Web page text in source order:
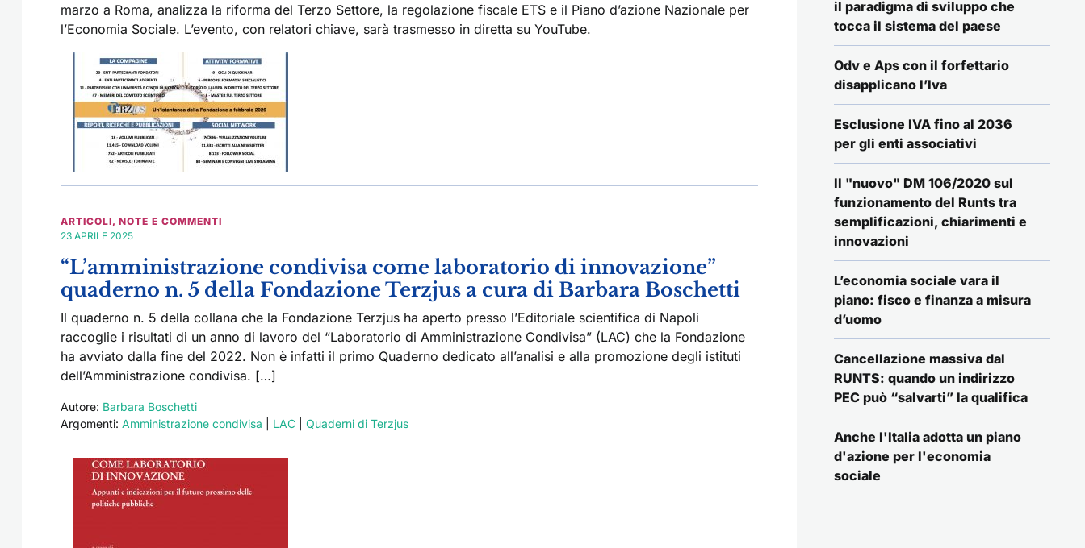
marzo a Roma, analizza la riforma del Terzo Settore, la regolazione fiscale ETS e il Piano d’azione Nazionale per
l’Economia Sociale. L’evento, con relatori chiave, sarà trasmesso in diretta su YouTube.
ARTICOLI, NOTE E COMMENTI
23 APRILE 2025
“L’amministrazione condivisa come laboratorio di innovazione”
quaderno n. 5 della Fondazione Terzjus a cura di Barbara Boschetti
Il quaderno n. 5 della collana che la Fondazione Terzjus ha aperto presso l’Editoriale scientifica di Napoli
raccoglie i risultati di un anno di lavoro del “Laboratorio di Amministrazione Condivisa” (LAC) che la Fondazione
ha avviato dalla fine del 2022. Non è infatti il primo Quaderno dedicato all’analisi e alla promozione degli istituti
dell’Amministrazione condivisa. […]
Autore: Barbara Boschetti
Argomenti: Amministrazione condivisa LAC Quaderni di Terzjus
il paradigma di sviluppo che
tocca il sistema del paese
Odv e Aps con il forfettario
disapplicano l’Iva
Esclusione IVA fino al 2036
per gli enti associativi
Il "nuovo" DM 106/2020 sul
funzionamento del Runts tra
semplificazioni, chiarimenti e
innovazioni
L’economia sociale vara il
piano: fisco e finanza a misura
d’uomo
Cancellazione massiva dal
RUNTS: quando un indirizzo
PEC può “salvarti” la qualifica
Anche l'Italia adotta un piano
d'azione per l'economia
sociale